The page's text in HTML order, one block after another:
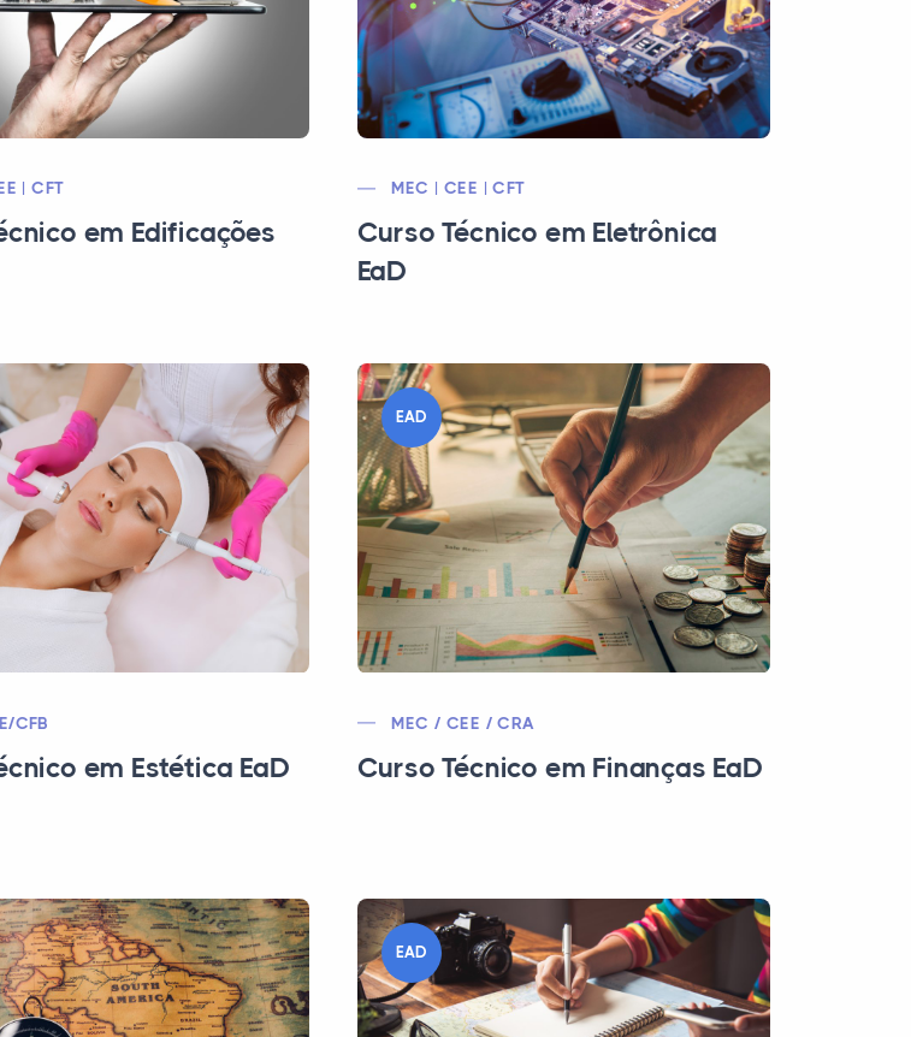
| CFT
em Edificações
MEC | CEE | CFT
Curso Técnico em Eletrônica
EaD
CFB
em Estética EaD
EAD
MEC / CEE / CRA
Curso Técnico em Finanças EaD
EAD